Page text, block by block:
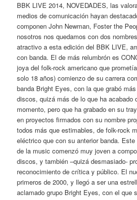
BBK LIVE 2014, NOVEDADES, las
medios de comunicación hayan
componen John Newman, Foster the
nosotros nos quedamos con dos
atractivo a esta edición del BBK LIVE,
con banda. El de más relumbrón es
joya del folk-rock americano que
solo 18 años) comienzo de su carrera
banda Bright Eyes, con la que grabó
discos, quizá más de lo que ha acabado
momento, pero que ha grabado en su
en proyectos firmados con su nombre
todos más que estimables, de folk-rock
eléctrico que con su anterior banda.
de la music comenzó muy joven a
discos, y también –quizá desmasiado-
reconocimiento de crítica y público. El
primeros de 2000, y llegó a ser una
aclamado grupo Bright Eyes, con el que